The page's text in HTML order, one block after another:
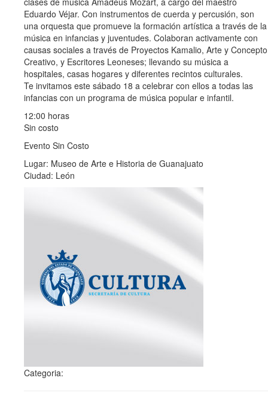
Eduardo Véjar. Con instrumentos de cuerda y percusión, son
una orquesta que promueve la formación artística a través de la
música en infancias y juventudes. Colaboran activamente con
causas sociales a través de Proyectos Kamalio, Arte y Concepto
Creativo, y Escritores Leoneses; llevando su música a
hospitales, casas hogares y diferentes recintos culturales.
Te invitamos este sábado 18 a celebrar con ellos a todas las
infancias con un programa de música popular e infantil.
12:00 horas
Sin costo
Evento Sin Costo
Lugar: Museo de Arte e Historia de Guanajuato
Ciudad: León
Categoria: